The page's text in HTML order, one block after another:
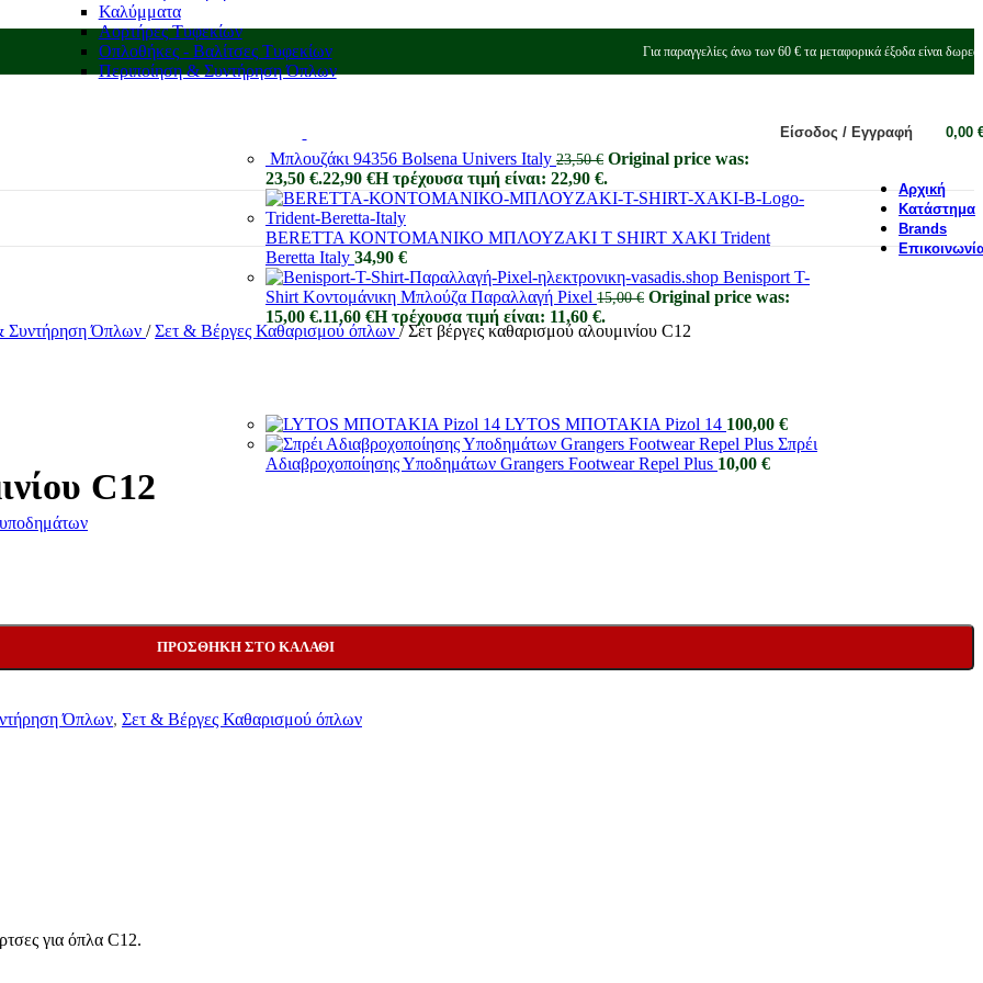
Για παραγγελίες άνω των 60 € τα μεταφορικά έξοδα είναι
Είσοδος / Εγγραφή 0,00
Καλύμματα
Αορτήρες Τυφεκίων
Οπλοθήκες - Βαλίτσες Τυφεκίων
Περιποίηση & Συντήρηση Όπλων
Μπλουζάκι 94356 Bolsena Univers Italy 23,50€ Original price was:
23,50 €.22,90 €Η τρέχουσα τιμή είναι: 22,90 €.
BERETTA ΚΟΝΤΟΜΑΝΙΚΟ ΜΠΛΟΥΖΑΚΙ T SHIRT ΧΑΚΙ Trident
Beretta Italy 34,90 €
Benisport T-
Shirt Κοντομάνικη Μπλούζα Παραλλαγή Pixel 15,00€ Original price was:
15,00 €.11,60 €Η τρέχουσα τιμή είναι: 11,60 €.
LYTOS ΜΠΟΤΑΚΙΑ Pizol 14 100,00 €
Σπρέι
Αδιαβροχοποίησης Υποδημάτων Grangers Footwear Repel Plus 10,00 €
Αρχική
Κατάστημα
Brands
Συντήρηση Όπλων / Σετ & Βέργες Καθαρισμού όπλων / Σετ βέργες καθαρισμού αλουμινίου C12
C12
ΠΡΟΣΘΉΚΗ ΣΤΟ ΚΑΛΆΘΙ
Όπλων, Σετ & Βέργες Καθαρισμού όπλων
για όπλα C12.